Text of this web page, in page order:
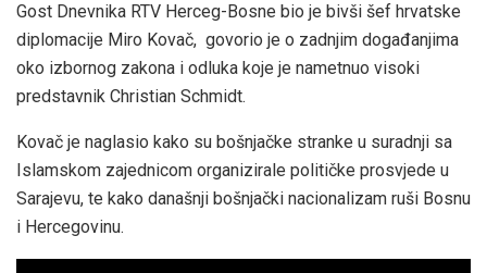
Gost Dnevnika RTV Herceg-Bosne bio je bivši šef hrvatske
diplomacije Miro Kovač, govorio je o zadnjim događanjima
oko izbornog zakona i odluka koje je nametnuo visoki
predstavnik Christian Schmidt.
Kovač je naglasio kako su bošnjačke stranke u suradnji sa
Islamskom zajednicom organizirale političke prosvjede u
Sarajevu, te kako današnji bošnjački nacionalizam ruši Bosnu
i Hercegovinu.